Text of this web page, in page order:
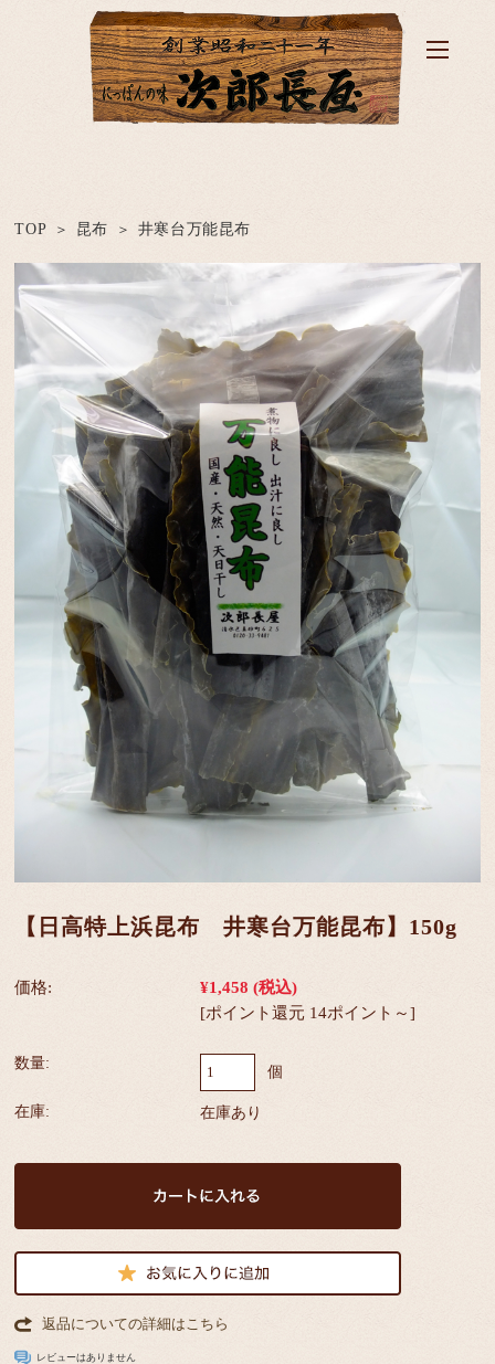
TOP 昆布 井寒台万能昆布
【日高特上浜昆布 井寒台万能昆布】150g
価格: ¥1,458 (税込)
[ポイント還元 14ポイント～]
数量:
個
在庫: 在庫あり
返品についての詳細はこちら
レビューはありません